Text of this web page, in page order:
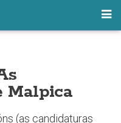
Malpica
(as candidaturas